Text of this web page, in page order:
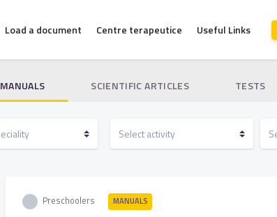
Load a document Centre terapeutice Useful Links
MANUALS SCIENTIFIC ARTICLES TESTS
Preschoolers MANUALS